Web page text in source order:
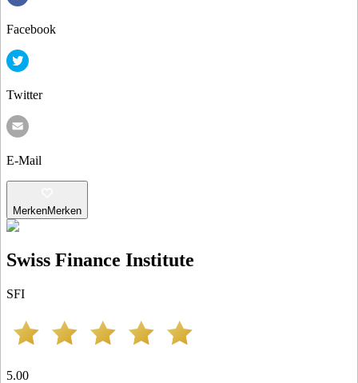
Facebook
Twitter
E-Mail
MerkenMerken
Swiss Finance Institute
SFI
5.00